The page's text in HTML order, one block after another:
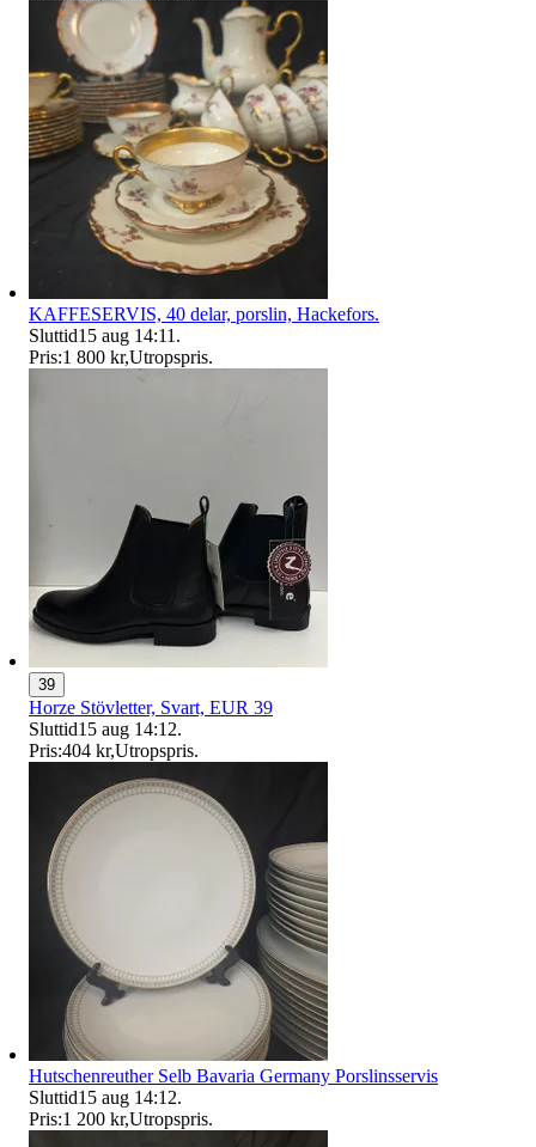
KAFFESERVIS, 40 delar, porslin, Hackefors.
Sluttid15 aug 14:11 .
Pris:1 800 kr,Utropspris.
39
Horze Stövletter, Svart, EUR 39
Sluttid15 aug 14:12.
Pris:404 kr,Utropspris.
Hutschenreuther Selb Bavaria Germany Porslinsservis
Sluttid15 aug 14:12.
Pris:1 200 kr,Utropspris.